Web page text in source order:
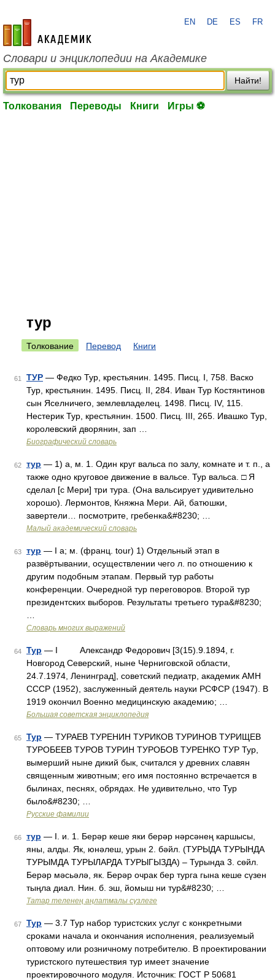
academic.ru
EN DE ES FR
Словари и энциклопедии на Академике
Найти!
Толкования Переводы Книги Игры ⚽
тур
Толкование Перевод Книги
61 ТУР — Федко Тур, крестьянин. 1495. Писц. I, 758. Васко
Тур, крестьянин. 1495. Писц. II, 284. Иван Тур Костянтинов
сын Яселничего, землевладелец. 1498. Писц. IV, 115.
Нестерик Тур, крестьянин. 1500. Писц. III, 265. Ивашко Тур,
королевский дворянин, зап …
Биографический словарь
62 тур — 1) а, м. 1. Один круг вальса по залу, комнате и т. п., а
также одно круговое движение в вальсе. Тур вальса. □ Я
сделал [с Мери] три тура. (Она вальсирует удивительно
хорошо). Лермонтов, Княжна Мери. Ай, батюшки,
завертели… посмотрите, гребенка&#8230; …
Малый академический словарь
63 тур — I а; м. (франц. tour) 1) Отдельный этап в
развёртывании, осуществлении чего л. по отношению к
другим подобным этапам. Первый тур работы
конференции. Очередной тур переговоров. Второй тур
президентских выборов. Результаты третьего тура&#8230;
Словарь многих выражений
64 Тур — I Александр Федорович [3(15).9.1894, г.
Новгород Северский, ныне Черниговской области,
24.7.1974, Ленинград], советский педиатр, академик АМН
СССР (1952), заслуженный деятель науки РСФСР (1947). В
1919 окончил Военно медицинскую академию; …
Большая советская энциклопедия
65 Тур — ТУРАЕВ ТУРЕНИН ТУРИКОВ ТУРИНОВ ТУРИЩЕВ
ТУРОБЕЕВ ТУРОВ ТУРИН ТУРОБОВ ТУРЕНКО ТУР Тур,
вымерший ныне дикий бык, считался у древних славян
священным животным; его имя постоянно встречается в
былинах, песнях, обрядах. Не удивительно, что Тур
было&#8230; …
Русские фамилии
66 тур — I. и. 1. Берәр кеше яки берәр нәрсәнең каршысы,
яны, алды. Як, юнәлеш, урын 2. бәйл. (ТУРЫДА ТУРЫНДА
ТУРЫМДА ТУРЫЛАРДА ТУРЫГЫЗДА) – Турында 3. сөйл.
Берәр мәсьәлә, як. Берәр очрак бер турга гына кеше сүзен
тыңла диал. Нин. б. эш, йомыш ни тур&#8230; …
Татар теленең аңлатмалы сүзлеге
67 Тур — 3.7 Тур набор туристских услуг с конкретными
сроками начала и окончания исполнения, реализуемый
оптовому или розничному потребителю. В проектировании
туристского путешествия тур имеет значение
проектировочного модуля. Источник: ГОСТ Р 50681